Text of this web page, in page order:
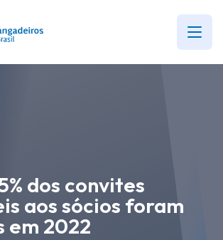
dos convites
aos sócios foram
em 2022